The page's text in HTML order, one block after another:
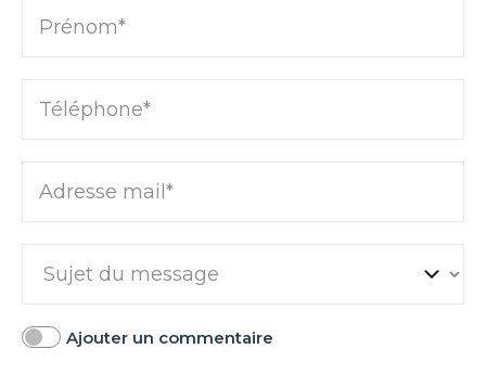
Prénom*
Téléphone*
Adresse mail*
Ajouter un commentaire